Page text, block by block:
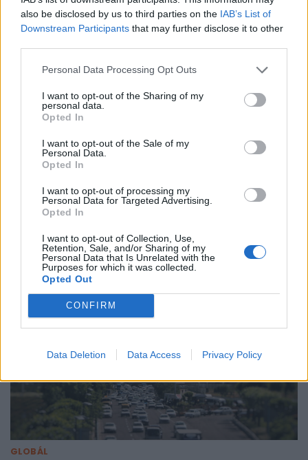
also be disclosed by us to third parties on the IAB’s List of
Downstream Participants that may further disclose it to other
Personal Data Processing Opt Outs
I want to opt-out of the Sharing of my
personal data.
Opted In
I want to opt-out of the Sale of my
Personal Data.
Opted In
I want to opt-out of processing my
Personal Data for Targeted Advertising.
Opted In
I want to opt-out of Collection, Use,
Retention, Sale, and/or Sharing of my
Personal Data that Is Unrelated with the
Purposes for which it was collected.
Opted Out
CONFIRM
Data Deletion Data Access Privacy Policy
Leveri a hagyományos tőzsdét az új
slágerbefektetés: elképesztő összegeket
fizetnek ezekért a borokért
A világ legdrágább bora közel 257 millió forintért kelt el.
GLOBÁL